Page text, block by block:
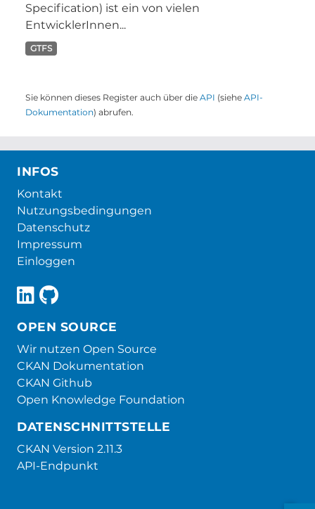
Specification) ist ein von vielen
EntwicklerInnen...
GTFS
Sie können dieses Register auch über die API (siehe API-
Dokumentation) abrufen.
INFOS
Kontakt
Nutzungsbedingungen
Datenschutz
Impressum
Einloggen
OPEN SOURCE
Wir nutzen Open Source
CKAN Dokumentation
CKAN Github
Open Knowledge Foundation
DATENSCHNITTSTELLE
CKAN Version 2.11.3
API-Endpunkt